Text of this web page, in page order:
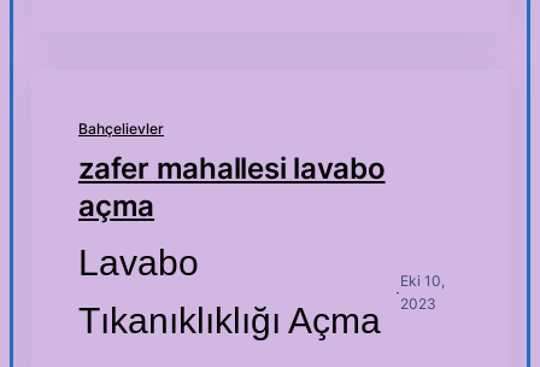
Bahçelievler
zafer mahallesi lavabo
açma
Lavabo
Tıkanıklıklığı Açma
·
Eki 10,
2023